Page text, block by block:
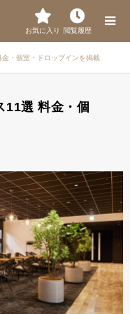
お気に入り 閲覧履歴
・個室・ドロップインを掲載
11選 料金・個